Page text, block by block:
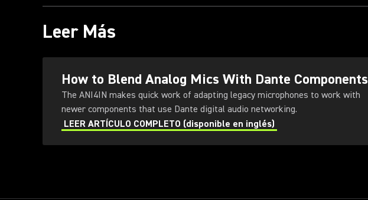
Leer Más
How to Blend Analog Mics With Dante Components
The ANI4IN makes quick work of adapting legacy microphones to work with
newer components that use Dante digital audio networking.
LEER ARTÍCULO COMPLETO (disponible en inglés)